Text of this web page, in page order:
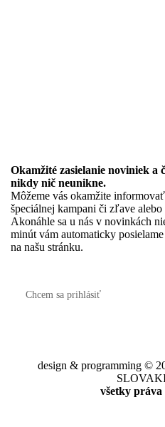
Okamžité zasielanie noviniek a
nikdy nič neunikne.
Môžeme vás okamžite
špeciálnej kampani či zľave
Akonáhle sa u nás v novinkách
minút vám automaticky
na našu stránku.
Chcem sa prihlásiť
design & programming ©
všetky práva